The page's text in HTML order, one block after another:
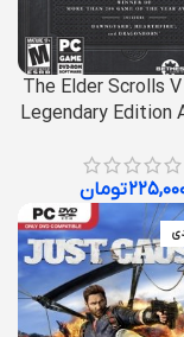
The Elder Scrolls
Legendary Edition
تومان